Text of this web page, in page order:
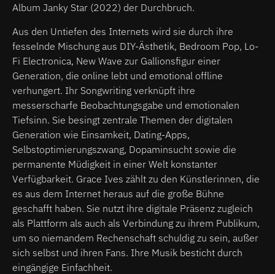
Album Janky Star (2022) der Durchbruch.
Aus den Untiefen des Internets wird sie durch ihre
fesselnde Mischung aus DIY-Ästhetik, Bedroom Pop, Lo-
Fi Electronica, New Wave zur Gallionsfigur einer
Generation, die online lebt und emotional offline
verhungert. Ihr Songwriting verknüpft ihre
messerscharfe Beobachtungsgabe und emotionalen
Tiefsinn. Sie besingt zentrale Themen der digitalen
Generation wie Einsamkeit, Dating-Apps,
Selbstoptimierungszwang, Dopaminsucht sowie die
permanente Müdigkeit in einer Welt konstanter
Verfügbarkeit. Grace Ives zählt zu den Künstlerinnen, die
es aus dem Internet heraus auf die große Bühne
geschafft haben. Sie nutzt ihre digitale Präsenz zugleich
als Plattform als auch als Verbindung zu ihrem Publikum,
um so niemandem Rechenschaft schuldig zu sein, außer
sich selbst und ihren Fans. Ihre Musik besticht durch
eingängige Einfachheit.